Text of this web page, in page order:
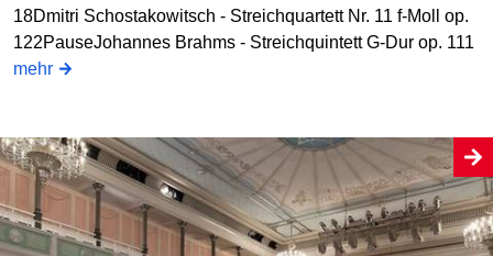
18Dmitri Schostakowitsch - Streichquartett Nr. 11 f-Moll op.
122PauseJohannes Brahms - Streichquintett G-Dur op. 111
mehr